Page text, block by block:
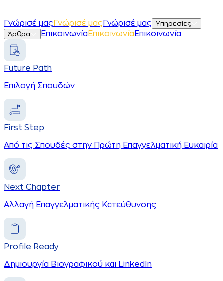
Γνώρισέ μαςΓνώρισέ μας Γνώρισέ μας
Υπηρεσίες
Άρθρα
Επικοινωνία Επικοινωνία Επικοινωνία
Future Path
Επιλογή Σπουδών
First Step
Από τις Σπουδές στην Πρώτη Επαγγελματική Ευκαιρία
Next Chapter
Αλλαγή Επαγγελματικής Κατεύθυνσης
Profile Ready
Δημιουργία Βιογραφικού και LinkedIn